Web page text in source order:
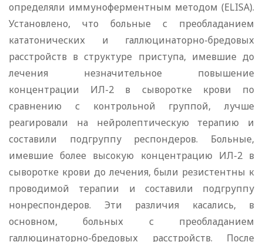
определяли иммуноферментным методом (ELISA).
Установлено, что больные с преобладанием
кататонических и галлюцинаторно-бредовых
расстройств в структуре приступа, имевшие до
лечения незначительное повышение
концентрации ИЛ-2 в сыворотке крови по
сравнению с контрольной группой, лучше
реагировали на нейролептическую терапию и
составили подгруппу респондеров. Больные,
имевшие более высокую концентрацию ИЛ-2 в
сыворотке крови до лечения, были резистентны к
проводимой терапии и составили подгруппу
нонреспондеров. Эти различия касались, в
основном, больных с преобладанием
галлюцинаторно-бредовых расстройств. После